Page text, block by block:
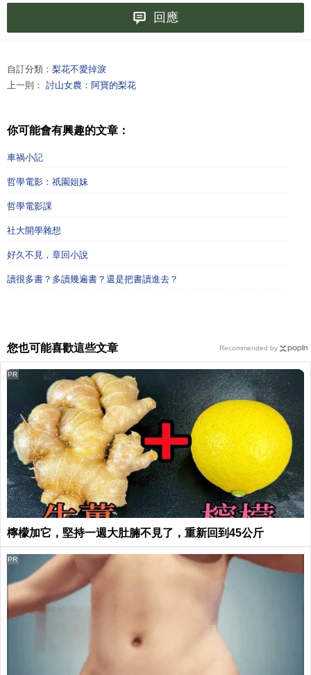
回應
自訂分類： 梨花不愛掉淚
上一則： 討山女農：阿寶的梨花
你可能會有興趣的文章：
車禍小記
哲學電影：祇園姐妹
哲學電影課
社大開學雜想
好久不見，章回小說
讀很多書？多讀幾遍書？還是把書讀進去？
您也可能喜歡這些文章
檸檬加它，堅持一週大肚腩不見了，重新回到45公斤
PR
PR
Recommended by